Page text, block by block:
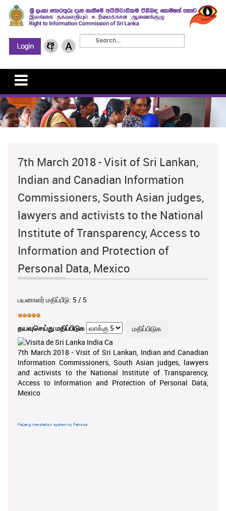
7th March 2018 - Visit of Sri Lankan,
Indian and Canadian Information
Commissioners, South Asian judges,
lawyers and activists to the National
Institute of Transparency, Access to
Information and Protection of
Personal Data, Mexico
பயனாளர் மதிப்பீடு: 5 / 5
தயவுசெய்து மதிப்பிடுக
7th March 2018 - Visit of Sri Lankan, Indian and Canadian
Information Commissioners, South Asian judges, lawyers
and activists to the National Institute of Transparency,
Access to Information and Protection of Personal Data,
Mexico
FaLang translation system by Faboba